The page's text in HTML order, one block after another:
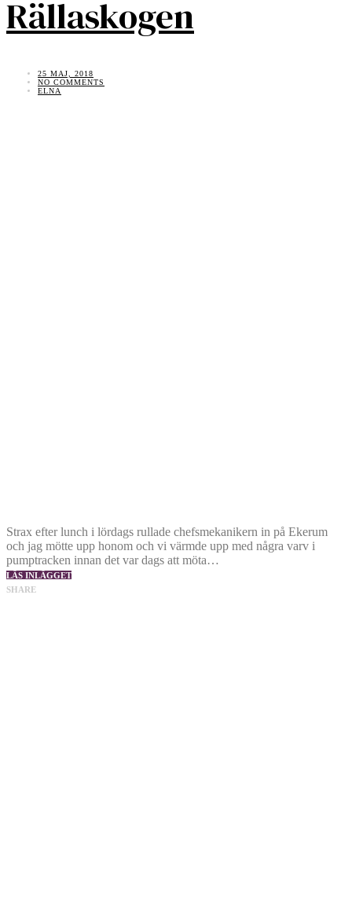
Rällaskogen
25 MAJ, 2018
NO COMMENTS
ELNA
Strax efter lunch i lördags rullade chefsmekanikern in på Ekerum
och jag mötte upp honom och vi värmde upp med några varv i
pumptracken innan det var dags att möta…
LÄS INLÄGGET
SHARE